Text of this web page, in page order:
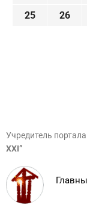
25
26
Учредитель
XXI”